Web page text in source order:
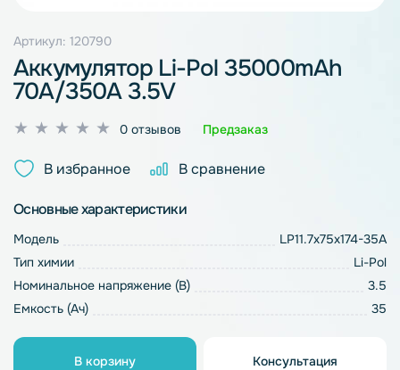
Артикул: 120790
Аккумулятор Li-Pol 35000mAh
70A/350A 3.5V
Оценка
из
0 отзывов Предзаказ
В избранное В сравнение
Основные характеристики
Модель
LP11.7x75x174-35A
Тип химии
Li-Pol
Номинальное напряжение (В)
3.5
Емкость (Ач)
35
В корзину Консультация